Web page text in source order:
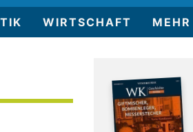
WIRTSCHAFT MEHR